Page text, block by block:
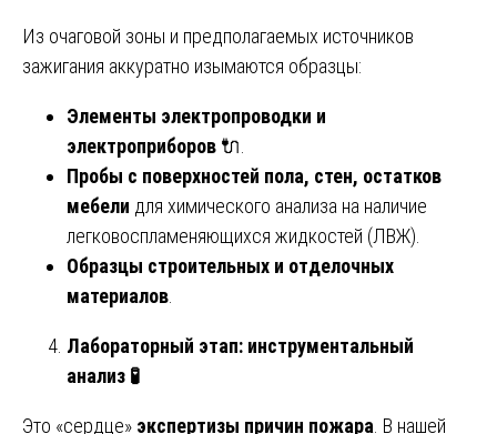
Из очаговой зоны и предполагаемых источников
зажигания аккуратно изымаются образцы:
Элементы электропроводки и
электроприборов 🔌.
Пробы с поверхностей пола, стен, остатков
мебели для химического анализа на наличие
легковоспламеняющихся жидкостей (ЛВЖ).
Образцы строительных и отделочных
материалов
Лабораторный этап: инструментальный
анализ 🧪
Это «сердце» экспертизы причин пожара . В нашей